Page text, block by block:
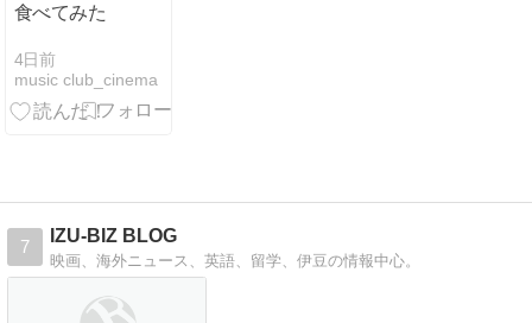
食べてみた
4日前
music club_cinema
7
IZU-BIZ BLOG
映画、海外ニュース、英語、留学、伊豆の情報中心。